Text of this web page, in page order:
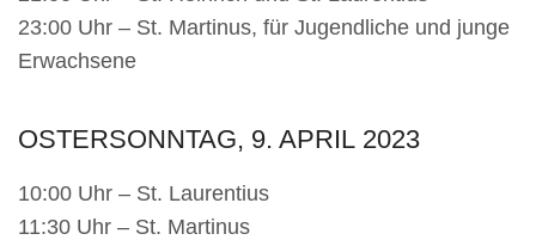
23:00 Uhr – St. Martinus, für Jugendliche und junge
Erwachsene
OSTERSONNTAG, 9. APRIL 2023
10:00 Uhr – St. Laurentius
11:30 Uhr – St. Martinus